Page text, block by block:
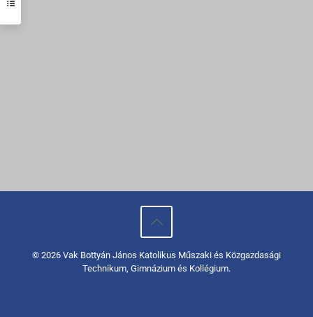
© 2026 Vak Bottyán János Katolikus Műszaki és Közgazdasági
Technikum, Gimnázium és Kollégium.